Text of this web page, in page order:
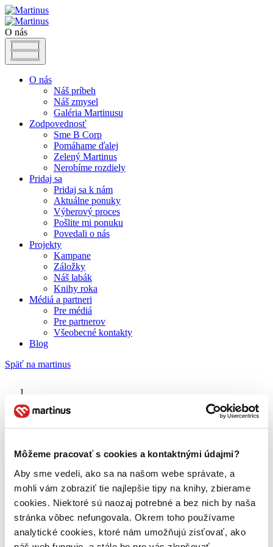
Môžeme pracovať s cookies a kontaktnými údajmi?
Aby sme vedeli, ako sa na našom webe správate, a
mohli vám zobraziť tie najlepšie tipy na knihy, zbierame
cookies. Niektoré sú naozaj potrebné a bez nich by naša
stránka vôbec nefungovala. Okrem toho používame
analytické cookies, ktoré nám umožňujú zisťovať, ako
O nás
O nás
Náš príbeh
Náš zmysel
Galéria Martinusu
Zodpovednosť
Sme B Corp
Pomáhame ďalej
Zelený Martinus
Nerobíme rozdiely
Pridaj sa
Pridaj sa k nám
Aktuálne ponuky
Výberový proces
Pošlite mi ponuku
Povedali o nás
Projekty
Kampane
Záložky
Náš labák
Knihy roka
Médiá a partneri
Pre médiá
Pre partnerov
Všeobecné kontakty
Blog
Späť na martinus
Katy Perry: Part of me
O nás
Náš príbeh
Galéria Martinusu
Zodpovednosť
Sme B Corp